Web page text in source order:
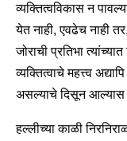
व्यक्तित्वविकास न
येत नाही, एवढेच नाही
जोराची प्रतिभा
व्यक्तित्वाचे महत्त्व
असल्याचे दिसून आल्यास
हल्लीच्या काळी